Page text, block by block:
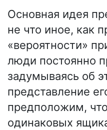
Основная идея
не что иное, как
«вероятности»
люди постоянно
задумываясь об
представление
предположим,
одинаковых